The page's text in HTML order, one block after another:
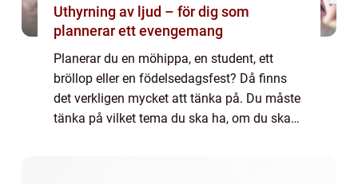
Uthyrning av ljud – för dig som
plannerar ett evengemang
Planerar du en möhippa, en student, ett
bröllop eller en födelsedagsfest? Då finns
det verkligen mycket att tänka på. Du måste
tänka på vilket tema du ska ha, om du ska